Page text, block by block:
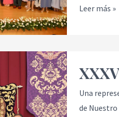
de
Leer más »
Una
de Nuestro
Pregón
moraos
Alhaurín